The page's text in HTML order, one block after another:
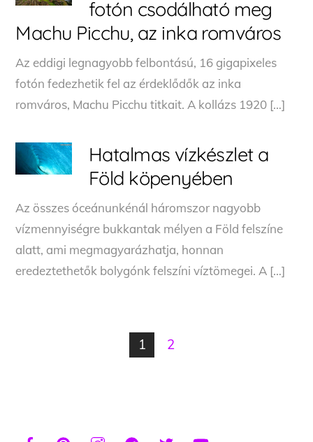
fotón csodálható meg
Machu Picchu, az inka romváros
Az eddigi legnagyobb felbontású, 16 gigapixeles
fotón fedezhetik fel az érdeklődők az inka
romváros, Machu Picchu titkait. A kollázs 1920 […]
Hatalmas vízkészlet a
Föld köpenyében
Az összes óceánunkénál háromszor nagyobb
vízmennyiségre bukkantak mélyen a Föld felszíne
alatt, ami megmagyarázhatja, honnan
eredeztethetők bolygónk felszíni víztömegei. A […]
1 2